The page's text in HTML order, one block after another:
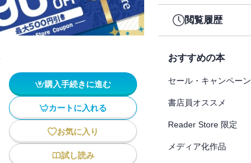
購入手続きに進む
カートに入れる
お気に入り
試し読み
閲覧履歴
おすすめの本
セール・キャンペーン
書店員オススメ
Reader Store 限定
メディア化作品